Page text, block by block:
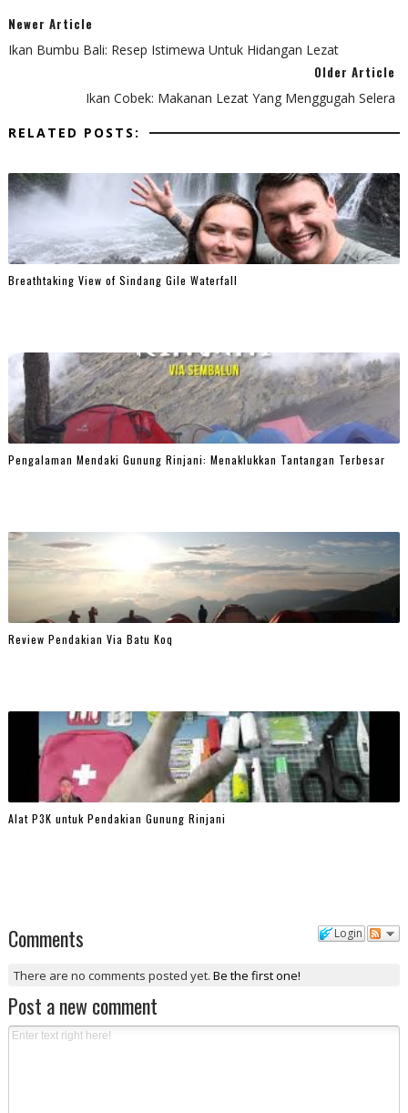
Newer Article
Ikan Bumbu Bali: Resep Istimewa Untuk Hidangan Lezat
Older Article
Ikan Cobek: Makanan Lezat Yang Menggugah Selera
RELATED POSTS:
Breathtaking View of Sindang Gile Waterfall
Pengalaman Mendaki Gunung Rinjani: Menaklukkan Tantangan Terbesar
Review Pendakian Via Batu Koq
Alat P3K untuk Pendakian Gunung Rinjani
Login
Comments
There are no comments posted yet.Be the first one!
Post a new comment